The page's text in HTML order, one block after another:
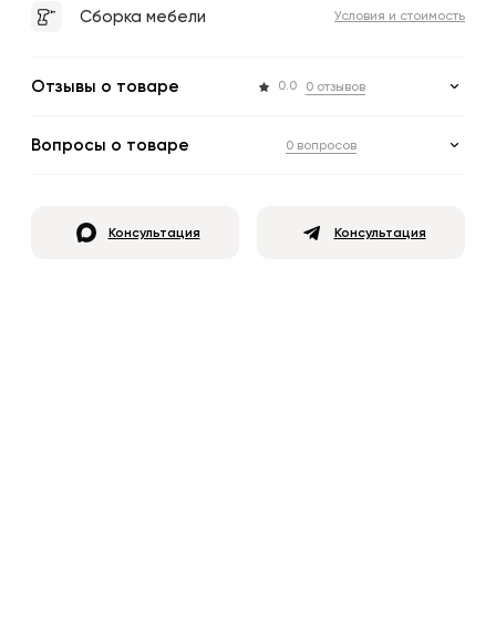
Сборка мебели Условия и стоимость
Отзывы о товаре 0.0 0 отзывов
Вопросы о товаре 0 вопросов
Консультация Консультация